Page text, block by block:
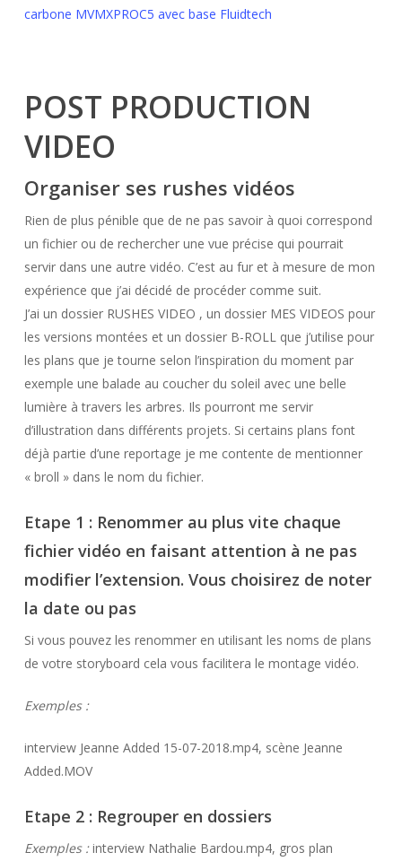
carbone MVMXPROC5 avec base Fluidtech
POST PRODUCTION
VIDEO
Organiser ses rushes vidéos
Rien de plus pénible que de ne pas savoir à quoi correspond
un fichier ou de rechercher une vue précise qui pourrait
servir dans une autre vidéo. C’est au fur et à mesure de mon
expérience que j’ai décidé de procéder comme suit.
J’ai un dossier RUSHES VIDEO , un dossier MES VIDEOS pour
les versions montées et un dossier B-ROLL que j’utilise pour
les plans que je tourne selon l’inspiration du moment par
exemple une balade au coucher du soleil avec une belle
lumière à travers les arbres. Ils pourront me servir
d’illustration dans différents projets. Si certains plans font
déjà partie d’une reportage je me contente de mentionner
« broll » dans le nom du fichier.
Etape 1 : Renommer au plus vite chaque
fichier vidéo en faisant attention à ne pas
modifier l’extension. Vous choisirez de noter
la date ou pas
Si vous pouvez les renommer en utilisant les noms de plans
de votre storyboard cela vous facilitera le montage vidéo.
Exemples :
interview Jeanne Added 15-07-2018.mp4, scène Jeanne
Added.MOV
Etape 2 : Regrouper en dossiers
Exemples :interview Nathalie Bardou.mp4, gros plan